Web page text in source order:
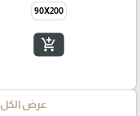
90X200
add_shopping_cart
عرض الكل